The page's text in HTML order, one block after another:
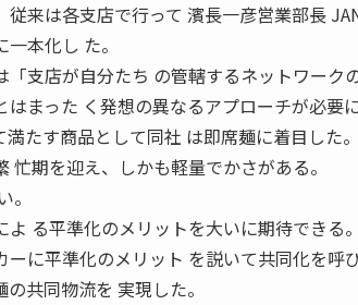
従来は各支店で行って 濱長一彦営業部長
本化し た。
「支店が自分たち の管轄するネットワーク
まった く発想の異なるアプローチが必要
たす商品として同社 は即席麺に着目した。
忙期を迎え、しかも軽量でかさがある。
る平準化のメリットを大いに期待できる。
に平準化のメリット を説いて共同化を呼
共同物流を 実現した。